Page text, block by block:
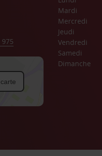
Mardi
Mercredi
Jeudi
Vendredi
Samedi
Dimanche